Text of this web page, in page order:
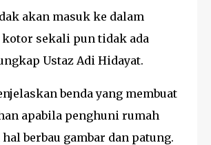
akan masuk ke dalam
sekali pun tidak ada
Ustaz Adi Hidayat.
benda yang membuat
apabila penghuni rumah
berbau gambar dan patung.